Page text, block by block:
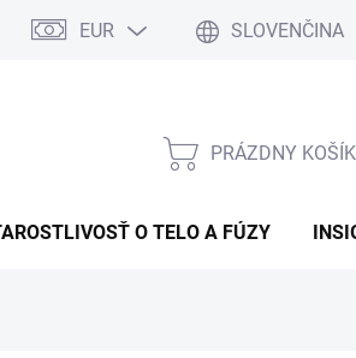
EUR SLOVENČINA
NÁKUPNÝ
PRÁZDNY KOŠÍK
O TELO A FÚZY